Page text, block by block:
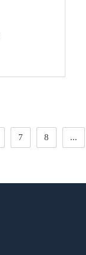
7 8 ...